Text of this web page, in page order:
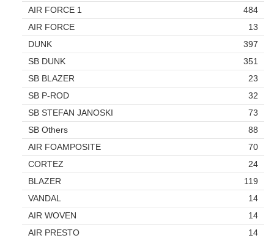
AIR FORCE 1
484
AIR FORCE
13
DUNK
397
SB DUNK
351
SB BLAZER
23
SB P-ROD
32
SB STEFAN JANOSKI
73
SB Others
88
AIR FOAMPOSITE
70
CORTEZ
24
BLAZER
119
VANDAL
14
AIR WOVEN
14
AIR PRESTO
14